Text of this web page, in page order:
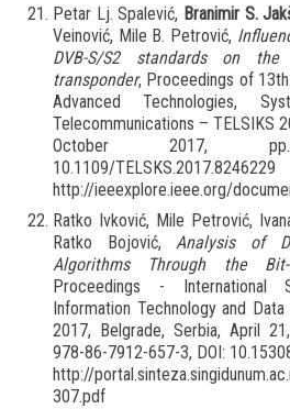
Petar Lj. Spalević, Branimir S.
Veinović, Mile B. Petrović,
DVB-S/S2 standards on
transponder, Proceedings of
Advanced Technologies,
Telecommunications – TELSIKS
October 2017,
10.1109/TELSKS.2017.8246229
http://ieeexplore.ieee.org/
Ratko Ivković, Mile Petrović,
Ratko Bojović, Analysis of
Algorithms Through the
Proceedings - International
Information Technology and
2017, Belgrade, Serbia, April
978-86-7912-657-3, DOI:
http://
307.pdf